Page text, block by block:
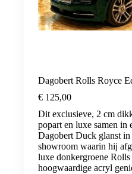
Dagobert Rolls Royce
€ 125,00
Dit exclusieve, 2 cm
popart en luxe samen in
Dagobert Duck glanst
showroom waarin hij
luxe donkergroene
hoogwaardige acryl